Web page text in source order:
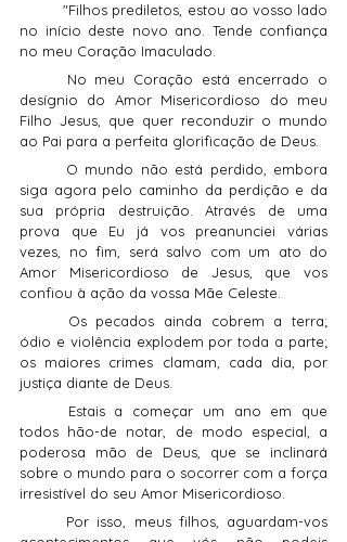
	"Filhos prediletos, estou ao vosso lado
no início deste novo ano. Tende confiança
no meu Coração Imaculado.
desígnio do Amor Misericordioso do meu
Filho Jesus, que quer reconduzir o mundo
ao Pai para a perfeita glorificação de Deus.
siga agora pelo caminho da perdição e da
sua própria destruição. Através de uma
prova que Eu já vos preanunciei várias
vezes, no fim, será salvo com um ato do
Amor Misericordioso de Jesus, que vos
confiou à ação da vossa Mãe Celeste.
ódio e violência explodem por toda a parte;
os maiores crimes clamam, cada dia, por
justiça diante de Deus.
todos hão-de notar, de modo especial, a
poderosa mão de Deus, que se inclinará
sobre o mundo para o socorrer com a força
irresistível do seu Amor Misericordioso.